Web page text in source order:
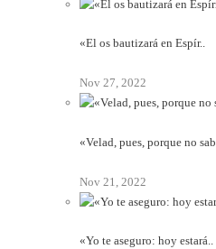
«El os bautizará en Espír..
Nov 27, 2022
«Velad, pues, porque no sab..
Nov 21, 2022
«Yo te aseguro: hoy estará..